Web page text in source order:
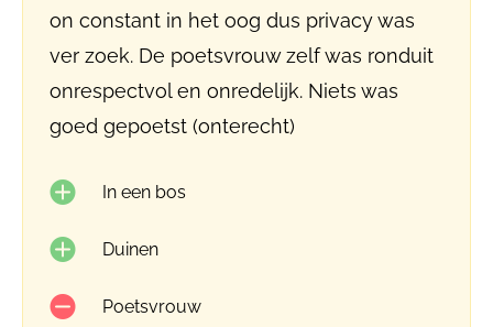
on constant in het oog dus privacy was
ver zoek. De poetsvrouw zelf was ronduit
onrespectvol en onredelijk. Niets was
goed gepoetst (onterecht)
In een bos
Duinen
Poetsvrouw